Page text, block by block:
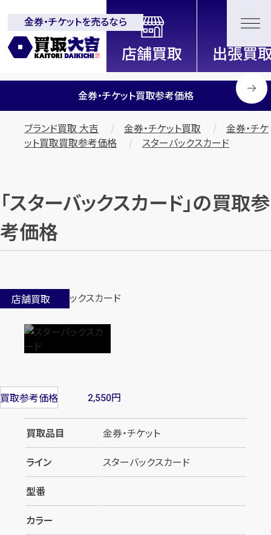
全国2200店舗以上展開中！
信頼と実績の買取専門店「買取大
吉」
金券・チケットを売るなら
金券・チケット買取参考価格
ブランド買取 大吉 金券・チケット買取
金券・チケ
ット買取買取参考価格
スターバックスカード
「スターバックスカード」の買取参
考価格
店舗買取
買取参考価格 2,550円
買取品目
金券・チケット
ライン
スターバックスカード
型番
カラー